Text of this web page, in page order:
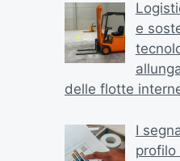
e
delle flotte
I
profilo